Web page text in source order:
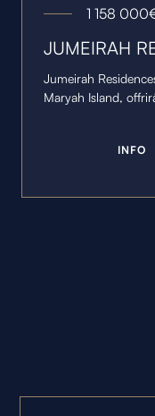
1 158 000
JUMEIRAH
Jumeirah
Maryah Island,
IN FO